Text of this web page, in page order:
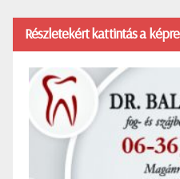
Részletekért kattintás a képre